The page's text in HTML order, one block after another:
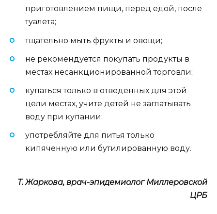
приготовлением пищи, перед едой, после
туалета;
тщательно мыть фрукты и овощи;
не рекомендуется покупать продукты в
местах несанкционированной торговли;
купаться только в отведенных для этой
цели местах, учите детей не заглатывать
воду при купании;
употребляйте для питья только
кипяченную или бутилированную воду.
Т. Жаркова, врач-эпидемиолог Миллеровской
ЦРБ